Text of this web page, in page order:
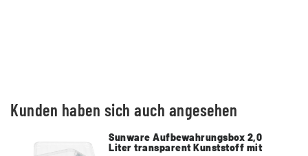
Kunden haben sich auch angesehen
Sunware Aufbewahrungsbox 2,0
Liter transparent Kunststoff mit